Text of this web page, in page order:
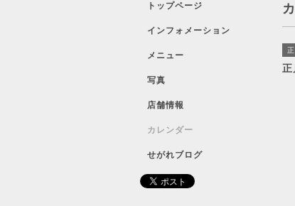
正
トップページ
インフォメーション
メニュー
写真
店舗情報
カレンダー
せがれブログ